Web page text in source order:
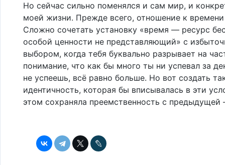
Но сейчас сильно поменялся и сам мир, и
моей жизни. Прежде всего, отношение к
Сложно сочетать установку «время — ресурс
особой ценности не представляющий» с
выбором, когда тебя буквально разрывает на
понимание, что как бы много ты ни успевал за
не успеешь, всё равно больше. Но вот создать
идентичность, которая бы вписывалась в эти
этом сохраняла преемственность с предыдущей